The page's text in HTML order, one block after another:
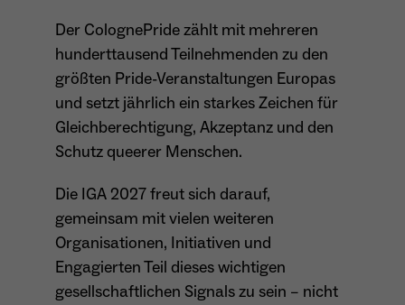
Der ColognePride zählt mit mehreren
hunderttausend Teilnehmenden zu den
größten Pride-Veranstaltungen Europas
und setzt jährlich ein starkes Zeichen für
Gleichberechtigung, Akzeptanz und den
Schutz queerer Menschen.
Die IGA 2027 freut sich darauf,
gemeinsam mit vielen weiteren
Organisationen, Initiativen und
Engagierten Teil dieses wichtigen
gesellschaftlichen Signals zu sein – nicht